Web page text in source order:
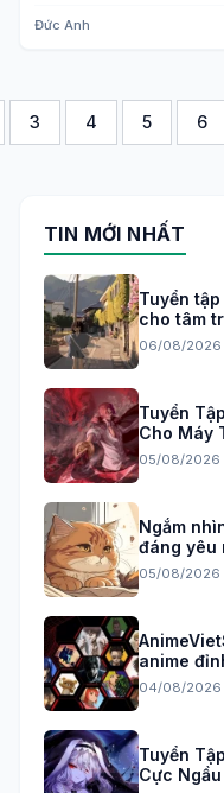
Đức Anh
3 4 5 6
TIN MỚI NHẤT
Tuyển
cho tâm
06/08/2026
Tuyển
Cho Máy
05/08/2026
Ngắm
đáng yêu
05/08/2026
anime
04/08/2026
Tuyển
Cực